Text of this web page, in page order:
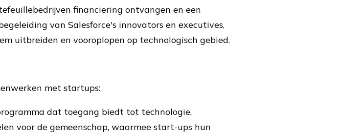
financiering ontvangen en een
van Salesforce's innovators en executives,
uitbreiden en vooroplopen op technologisch gebied.
met startups:
dat toegang biedt tot technologie,
voor de gemeenschap, waarmee start-ups hun